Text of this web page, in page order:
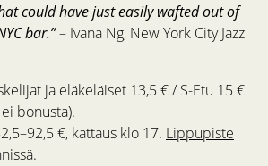
could have just easily wafted out of
bar.”– Ivana Ng, New York City Jazz
ja eläkeläiset 13,5 € / S-Etu 15 €
bonusta).
€, kattaus klo 17. Lippupiste